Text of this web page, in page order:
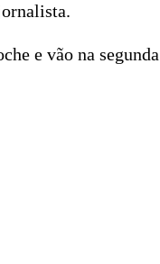
e vão na segunda